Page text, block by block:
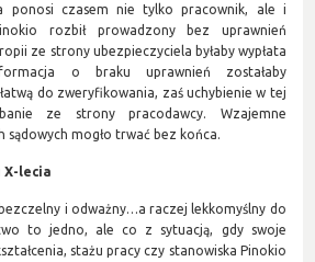
ponosi czasem nie tylko pracownik, ale i
rozbił prowadzony bez uprawnień
ze strony ubezpieczyciela byłaby wypłata
o braku uprawnień zostałaby
do zweryfikowania, zaś uchybienie w tej
ze strony pracodawcy. Wzajemne
sądowych mogło trwać bez końca.
X-lecia
i odważny…a raczej lekkomyślny do
to jedno, ale co z sytuacją, gdy swoje
stażu pracy czy stanowiska Pinokio